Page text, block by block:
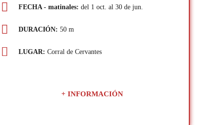
FECHA - matinales: del 1 oct. al 30 de jun.
DURACIÓN: 50 m
LUGAR: Corral de Cervantes
+ INFORMACIÓN